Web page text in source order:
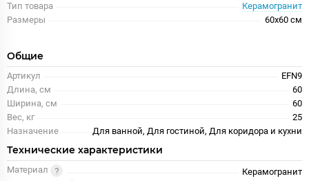
Тип товара
Керамогранит
Размеры
60x60 см
Общие
Артикул
EFN9
Длина, см
60
Ширина, см
60
Вес, кг
25
Назначение
Для ванной, Для гостиной, Для коридора и кухни
Технические характеристики
Материал
Керамогранит